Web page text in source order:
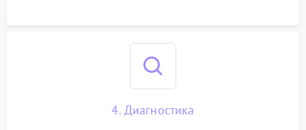
4. Диагностика